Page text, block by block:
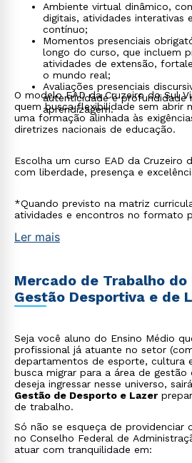
Ambiente virtual dinâmico,
digitais, atividades interativas
contínuo;
Momentos presenciais
longo do curso, que incluem
atividades de extensão,
o mundo real;
Avaliações presenciais
autenticidade e profundidade
aprendizagem.
O modelo EAD da Cruzeiro do Sul
quem busca flexibilidade sem abrir
uma formação alinhada às
diretrizes nacionais de educação.
Escolha um curso EAD da Cruzeiro
com liberdade, presença e
*Quando previsto na matriz
atividades e encontros no formato
Ler mais
Mercado de Trabalho do
Gestão Desportiva e de
Seja você aluno do Ensino Médio
profissional já atuante no setor
departamentos de esporte, cultura
busca migrar para a área de gestão
deseja ingressar nesse universo,
Gestão de Desporto e Lazer
de trabalho.
Só não se esqueça de providenciar
no Conselho Federal de
atuar com tranquilidade em: